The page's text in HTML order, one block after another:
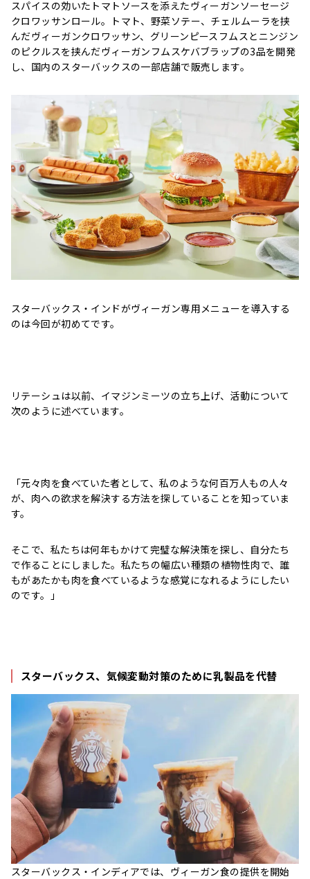
スパイスの効いたトマトソースを添えたヴィーガンソーセージ
クロワッサンロール。トマト、野菜ソテー、チェルムーラを挟
んだヴィーガンクロワッサン、グリーンピースフムスとニンジン
のピクルスを挟んだヴィーガンフムスケバブラップの3品を開発
し、国内のスターバックスの一部店舗で販売します。
スターバックス・インドがヴィーガン専用メニューを導入する
のは今回が初めてです。
リテーシュは以前、イマジンミーツの立ち上げ、活動について
次のように述べています。
「元々肉を食べていた者として、私のような何百万人もの人々
が、肉への欲求を解決する方法を探していることを知っていま
す。
そこで、私たちは何年もかけて完璧な解決策を探し、自分たち
で作ることにしました。私たちの幅広い種類の植物性肉で、誰
もがあたかも肉を食べているような感覚になれるようにしたい
のです。」
スターバックス、気候変動対策のために乳製品を代替
スターバックス・インディアでは、ヴィーガン食の提供を開始